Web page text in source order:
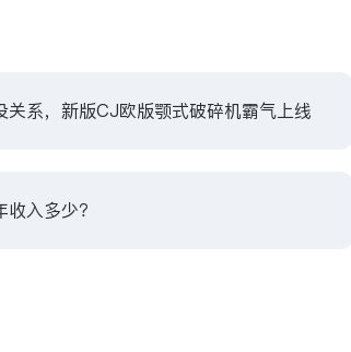
关系，新版CJ欧版颚式破碎机霸气上线
入多少？